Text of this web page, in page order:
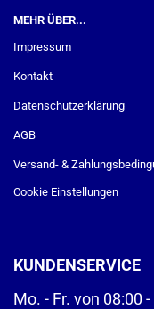
MEHR ÜBER...
Impressum
Kontakt
Datenschutzerklärung
AGB
Versand- &
Cookie Einstellungen
KUNDENSERVICE
Mo. - Fr. von 08:00